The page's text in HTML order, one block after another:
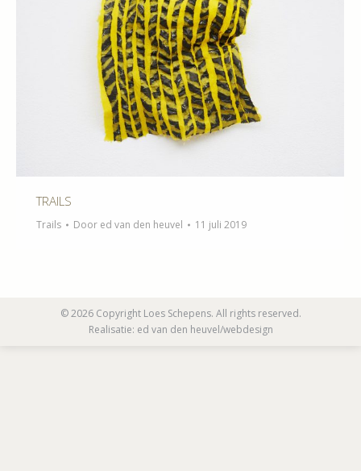
TRAILS
Trails Door ed van den heuvel 11 juli 2019
© 2026 Copyright Loes Schepens. All rights reserved.
Realisatie: ed van den heuvel/webdesign